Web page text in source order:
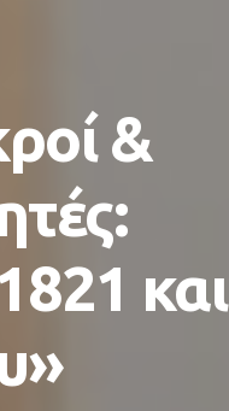
&
και